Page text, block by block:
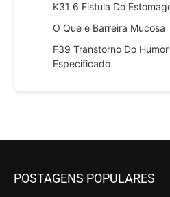
K31 6 Fistula Do
O Que e Barreira Mucosa
F39 Transtorno Do
Especificado
POSTAGENS POPULARES